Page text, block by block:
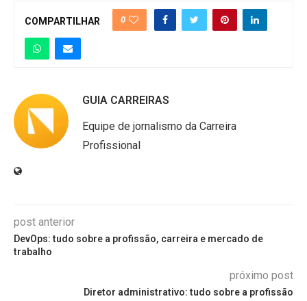
COMPARTILHAR 0
GUIA CARREIRAS
Equipe de jornalismo da Carreira
Profissional
post anterior
DevOps: tudo sobre a profissão, carreira e mercado de
trabalho
próximo post
Diretor administrativo: tudo sobre a profissão